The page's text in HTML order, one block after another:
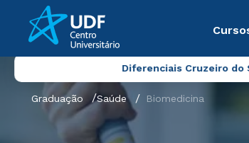
Diferenciais Cruzeiro do
Graduação Saúde Biomedicina